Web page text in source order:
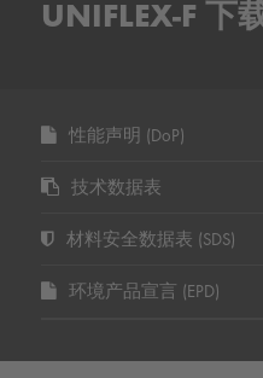
UNIFLEX-F 下
性能声明 (DoP)
技术数据表
材料安全数据表 (SDS)
环境产品宣言 (EPD)